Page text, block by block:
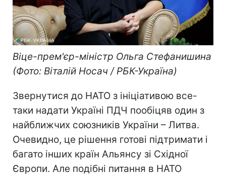
Віце-прем'єр-міністр Ольга Стефанишина
(Фото: Віталій Носач / РБК-Україна)
Звернутися до НАТО з ініціативою все-
таки надати Україні ПДЧ пообіцяв один з
найближчих союзників України – Литва.
Очевидно, це рішення готові підтримати і
багато інших країн Альянсу зі Східної
Європи. Але подібні питання в НАТО